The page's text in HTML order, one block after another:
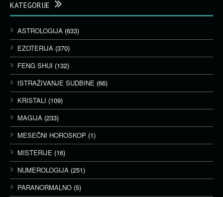
KATEGORIJE
ASTROLOGIJA (633)
EZOTERIJA (370)
FENG SHUI (132)
ISTRAŽIVANJE SUDBINE (66)
KRISTALI (109)
MAGIJA (233)
MESEČNI HOROSKOP (1)
MISTERIJE (16)
NUMEROLOGIJA (251)
PARANORMALNO (5)